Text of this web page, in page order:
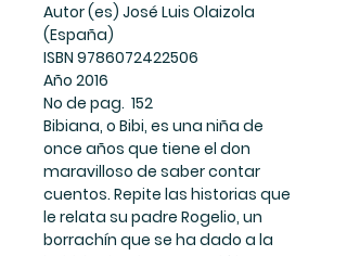
Autor (es) José Luis Olaizola
(España)
ISBN 9786072422506
Año 2016
No de pag. 152
Bibiana, o Bibi, es una niña de
once años que tiene el don
maravilloso de saber contar
cuentos. Repite las historias que
le relata su padre Rogelio, un
borrachín que se ha dado a la